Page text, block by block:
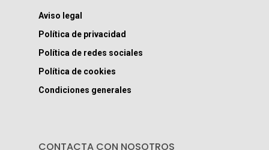
Aviso legal
Política de privacidad
Política de redes sociales
Política de cookies
Condiciones generales
CONTACTA CON NOSOTROS